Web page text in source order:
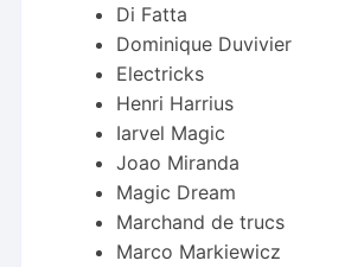
Di Fatta
Dominique Duvivier
Electricks
Henri Harrius
Iarvel Magic
Joao Miranda
Magic Dream
Marchand de trucs
Marco Markiewicz